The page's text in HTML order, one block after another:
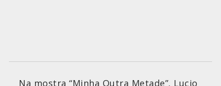
Na mostra “Minha Outra Metade”, Lucio